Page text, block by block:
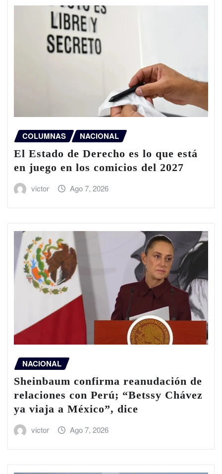
COLUMNAS NACIONAL
El Estado de Derecho es lo que está
en juego en los comicios del 2027
victor Ago 7, 2026
NACIONAL
Sheinbaum confirma reanudación de
relaciones con Perú; “Betssy Chávez
ya viaja a México”, dice
victor Ago 7, 2026